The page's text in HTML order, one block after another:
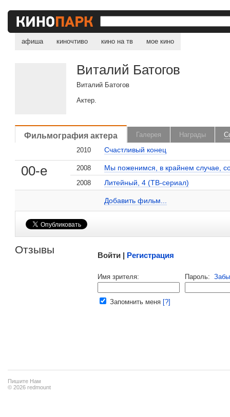
афиша киночтиво кино на тв мое кино
Виталий Батогов
Виталий Батогов
Актер.
Фильмография актера Галерея Награды
2010
Счастливый конец
00-е 2008 Мы поженимся, в крайнем случае,
2008 Литейный, 4 (ТВ-сериал)
Добавить фильм...
Виталий Батогов на сайте Кино-Театр.ru
Отзывы
, поделитесь своим мнением
Войти | Регистрация
Имя зрителя: Пароль:
Запомнить меня [?]
Пишите Нам
© 2026 redmount